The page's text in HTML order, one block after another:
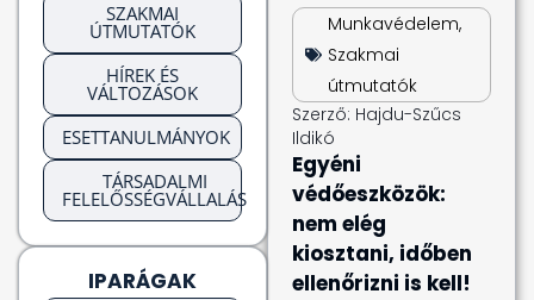
Munkavédelem,
Szakmai
útmutatók
Szerző: Hajdu-Szűcs
Ildikó
Egyéni
védőeszközök:
nem elég
kiosztani, időben
ellenőrizni is kell!
SZAKMAI
ÚTMUTATÓK
HÍREK ÉS
VÁLTOZÁSOK
ESETTANULMÁNYOK
TÁRSADALMI
FELELŐSSÉGVÁLLALÁS
IPARÁGAK